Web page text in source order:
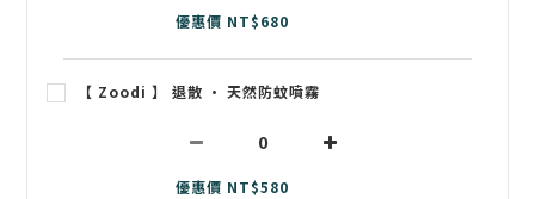
優惠價 NT$680
【 Zoodi 】 退散 • 天然防蚊噴霧
優惠價 NT$580